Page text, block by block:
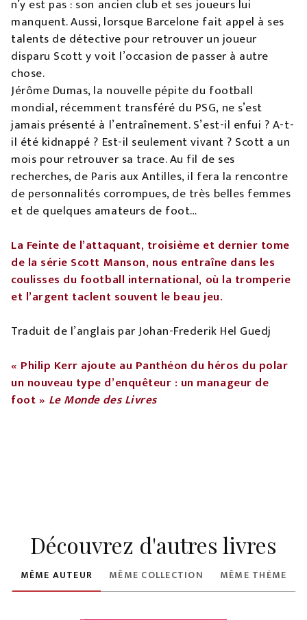
n’y est pas : son ancien club et ses joueurs lui
manquent. Aussi, lorsque Barcelone fait appel à ses
talents de détective pour retrouver un joueur
disparu Scott y voit l’occasion de passer à autre
chose.
Jérôme Dumas, la nouvelle pépite du football
mondial, récemment transféré du PSG, ne s’est
jamais présenté à l’entraînement. S’est-il enfui ? A-t-
il été kidnappé ? Est-il seulement vivant ? Scott a un
mois pour retrouver sa trace. Au fil de ses
recherches, de Paris aux Antilles, il fera la rencontre
de personnalités corrompues, de très belles femmes
et de quelques amateurs de foot…
La Feinte de l’attaquant, troisième et dernier tome
de la série Scott Manson, nous entraîne dans les
coulisses du football international, où la tromperie
et l’argent taclent souvent le beau jeu.
Traduit de l’anglais par Johan-Frederik Hel Guedj
« Philip Kerr ajoute au Panthéon du héros du polar
un nouveau type d’enquêteur : un manageur de
foot » Le Monde des Livres
Découvrez d'autres livres
MÊME AUTEUR MÊME COLLECTION MÊME THÈME